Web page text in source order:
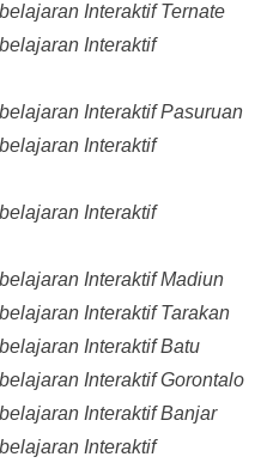
Interaktif Ternate
Interaktif
Interaktif Pasuruan
Interaktif
Interaktif
Interaktif Madiun
Interaktif Tarakan
Interaktif Batu
Interaktif Gorontalo
Interaktif Banjar
Interaktif